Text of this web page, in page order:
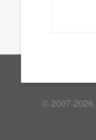
© 2007-2026